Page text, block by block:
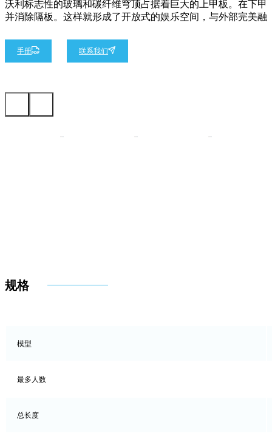
沃利标志性的玻璃和碳纤维穹顶占据着巨大的上甲板。在下
并消除隔板。这样就形成了开放式的娱乐空间，与外部完美融
手册 联系我们
规格
模型
最多人数
总长度